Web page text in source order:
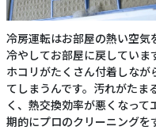
冷房運転はお部屋の熱い空気
冷やしてお部屋に戻してい
ホコリがたくさん付着しな
てしまうんです。汚れがたま
く、熱交換効率が悪くなっ
期的にプロのクリーニングを